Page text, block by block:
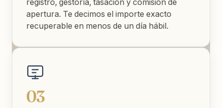
apertura. Te decimos el importe exacto
recuperable en menos de un día hábil.
03